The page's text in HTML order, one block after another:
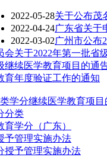
2022-05-28关于公布茂
2022-04-24广东省关于
2022-03-02广州市公布
会关于2022年第一批省
继续医学教育项目的通
育年度验证工作的通知
学分继续医学教育项
分类
学分（广东）
予管理实施办法
授予管理实施办法